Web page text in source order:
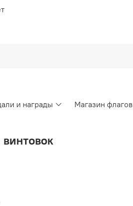
и награды Магазин флагов